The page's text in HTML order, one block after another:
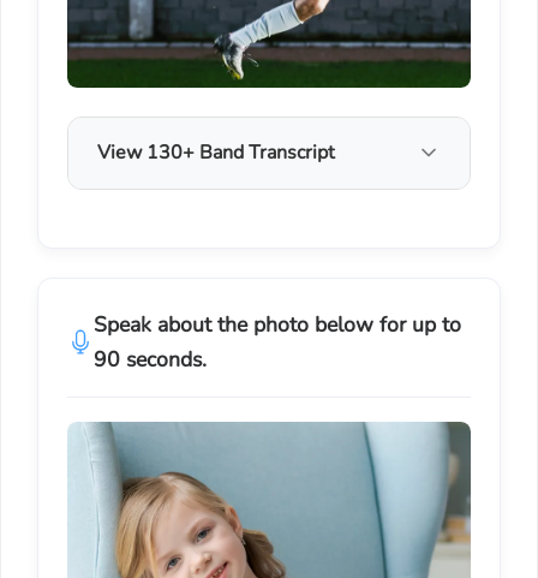
View 130+ Band Transcript
Speak about the photo below for up to
90 seconds.